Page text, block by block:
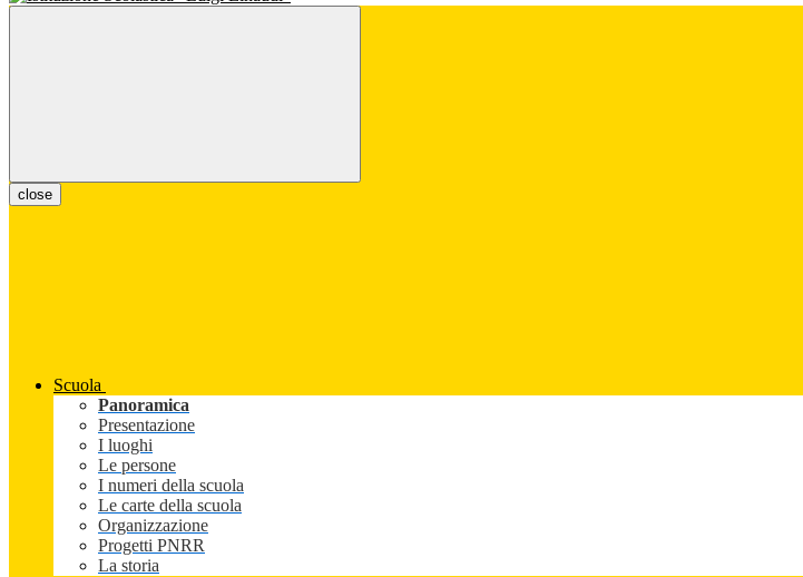
close
Scuola
Panoramica
Presentazione
I luoghi
Le persone
I numeri della scuola
Le carte della scuola
Organizzazione
Progetti PNRR
La storia